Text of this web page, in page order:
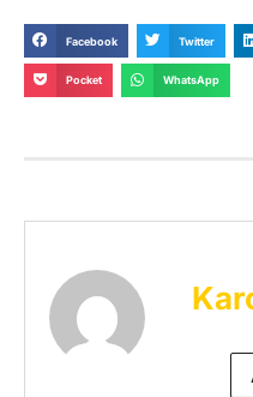
Facebook Twitter
Pocket WhatsApp